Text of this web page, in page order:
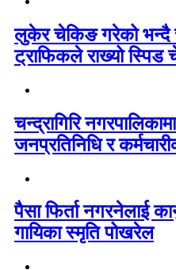
लुकेर चेकिङ गरेको भन्दै
ट्राफिकले राख्यो
चन्द्रागिरि
जनप्रतिनिधि र
पैसा फिर्ता नगरनेलाई
गायिका स्‍मृति पोखरेल